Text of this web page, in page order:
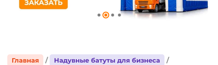
Главная
Надувные батуты для бизнеса